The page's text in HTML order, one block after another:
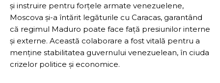
și instruire pentru forțele armate venezuelene,
Moscova și-a întărit legăturile cu Caracas, garantând
că regimul Maduro poate face față presiunilor interne
și externe. Această colaborare a fost vitală pentru a
menține stabilitatea guvernului venezuelean, în ciuda
crizelor politice și economice.